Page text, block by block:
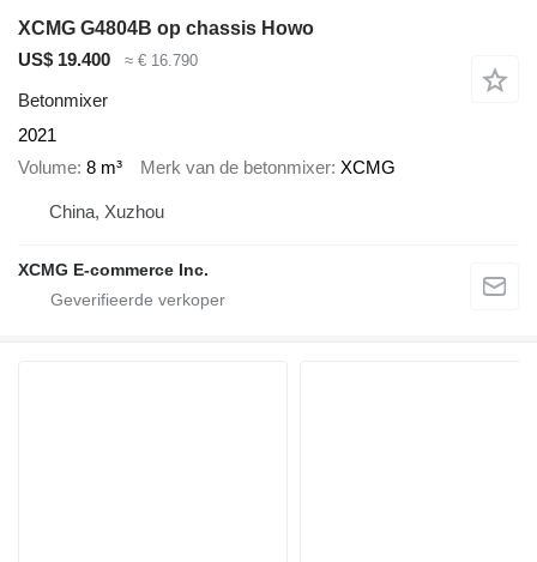
XCMG G4804B op chassis Howo
US$ 19.400
≈ € 16.790
Betonmixer
2021
Volume 8 m³ Merk van de betonmixer XCMG
China, Xuzhou
XCMG E-commerce Inc.